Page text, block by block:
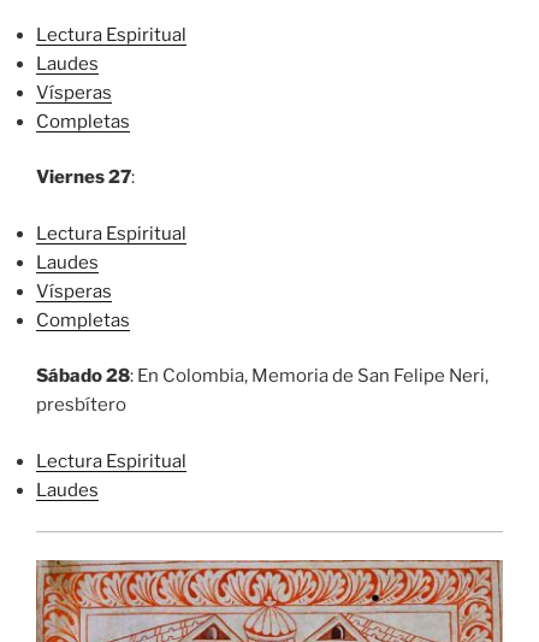
Lectura Espiritual
Laudes
Vísperas
Completas
Viernes 27:
Lectura Espiritual
Laudes
Vísperas
Completas
Sábado 28: En Colombia, Memoria de San Felipe Neri,
presbítero
Lectura Espiritual
Laudes